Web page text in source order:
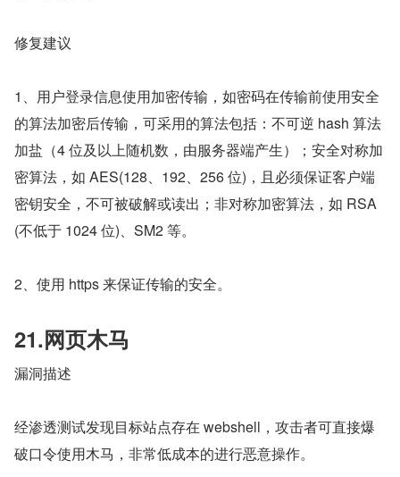
修复建议
1、用户登录信息使用加密传输，如密码在传输前使用安全
的算法加密后传输，可采用的算法包括：不可逆 hash 算法
加盐（4 位及以上随机数，由服务器端产生）；安全对称加
密算法，如 AES(128、192、256 位)，且必须保证客户端
密钥安全，不可被破解或读出；非对称加密算法，如 RSA
(不低于 1024 位)、SM2 等。
2、使用 https 来保证传输的安全。
21.网页木马
漏洞描述
经渗透测试发现目标站点存在 webshell，攻击者可直接爆
破口令使用木马，非常低成本的进行恶意操作。